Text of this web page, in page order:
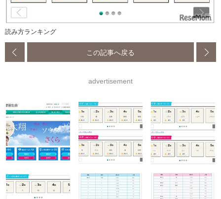
読み方ランキング
この記事へ戻る
advertisement